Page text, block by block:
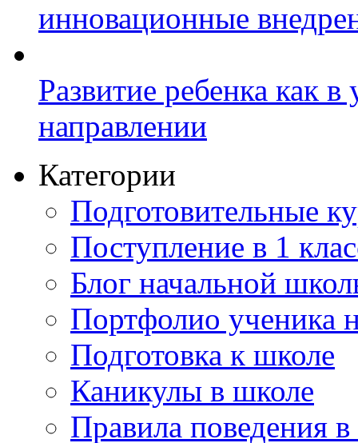
инновационные
Развитие ребенка как
направлении
Категории
Подготовительные
Поступление в 1
Блог начальной
Портфолио ученика
Подготовка к школе
Каникулы в школе
Правила поведения